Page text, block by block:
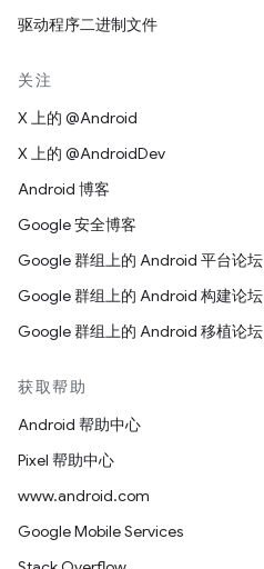
驱动程序二进制文件
关注
X 上的 @Android
X 上的 @AndroidDev
Android 博客
Google 安全博客
Google 群组上的 Android 平台论坛
Google 群组上的 Android 构建论坛
Google 群组上的 Android 移植论坛
获取帮助
Android 帮助中心
Pixel 帮助中心
www.android.com
Google Mobile Services